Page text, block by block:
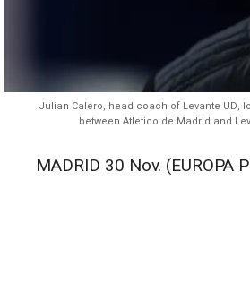
Julian Calero, head coach of Levante UD,
between Atletico de Madrid and
MADRID 30 Nov. (EUROPA